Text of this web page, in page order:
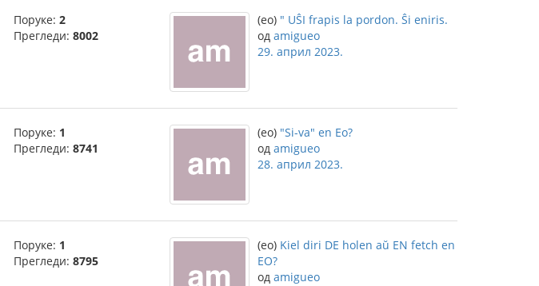
Поруке: 2
Прегледи: 8002
(eo) " UŜI frapis la pordon. Ŝi eniris.
од amigueo
29. април 2023.
Поруке: 1
Прегледи: 8741
(eo) "Si-va" en Eo?
од amigueo
28. април 2023.
Поруке: 1
Прегледи: 8795
(eo) Kiel diri DE holen aŭ EN fetch en
EO?
од amigueo